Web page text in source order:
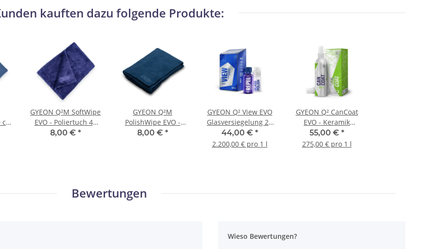
kauften dazu folgende Produkte:
GYEON Q²M SoftWipe
EVO - Poliertuch 40
cm × 40 cm
8,00 € *
GYEON Q²M
PolishWipe EVO -
Poliertuch 40 cm × 40
8,00 € *
GYEON Q² View EVO
Glasversiegelung 20
ml
44,00 € *
2.200,00 € pro 1 l
GYEON Q² CanCoat
EVO - Keramik
Sprühversiegelung
mit 12 Mon Standzeit
55,00 € *
275,00 € pro 1 l
Bewertungen
Wieso Bewertungen?